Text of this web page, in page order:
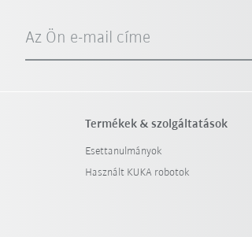
Az Ön e-mail címe
Termékek & szolgáltatások
Esettanulmányok
Használt KUKA robotok